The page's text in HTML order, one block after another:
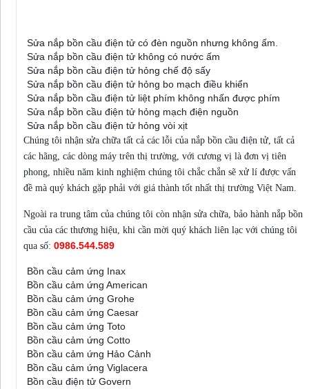
Sửa nắp bồn cầu điện tử có đèn nguồn nhưng không ấm.
Sửa nắp bồn cầu điện tử không có nước ấm
Sửa nắp bồn cầu điện tử hỏng chế độ sấy
Sửa nắp bồn cầu điện tử hỏng bo mạch điều khiển
Sửa nắp bồn cầu điện tử liệt phím không nhấn được phím
Sửa nắp bồn cầu điện tử hỏng mạch điện nguồn
Sửa nắp bồn cầu điện tử hỏng vòi xịt
Chúng tôi nhận sửa chữa tất cả các lỗi của nắp bồn cầu điện tử, tất cả
các hãng, các dòng máy trên thị trường, với cương vị là đơn vị tiên
phong, nhiều năm kinh nghiệm chúng tôi chắc chắn sẽ xử lí được vấn
đề mà quý khách gặp phải với giá thành tốt nhất thị trường Việt Nam.
Ngoài ra trung tâm của chúng tôi còn nhận sửa chữa, bảo hành nắp bồn
cầu của các thương hiệu, khi cần mời quý khách liên lạc với chúng tôi
qua số: 0986.544.589
Bồn cầu cảm ứng Inax
Bồn cầu cảm ứng American
Bồn cầu cảm ứng Grohe
Bồn cầu cảm ứng Caesar
Bồn cầu cảm ứng Toto
Bồn cầu cảm ứng Cotto
Bồn cầu cảm ứng Hảo Cảnh
Bồn cầu cảm ứng Viglacera
Bồn cầu điện tử Govern